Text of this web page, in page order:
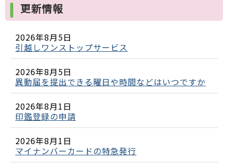
更新情報
2026年8月5日
引越しワンストップサービス
2026年8月5日
異動届を提出できる曜日や時間などはいつですか
2026年8月1日
印鑑登録の申請
2026年8月1日
マイナンバーカードの特急発行